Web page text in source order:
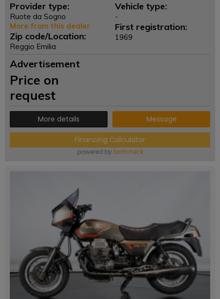
Provider type:
Ruote da Sogno
More from this dealer
Zip code/Location:
Reggio Emilia
Vehicle type:
-
First registration:
1969
Advertisement
Price on
request
More details Message
Financing Calculator
powered by tarifcheck